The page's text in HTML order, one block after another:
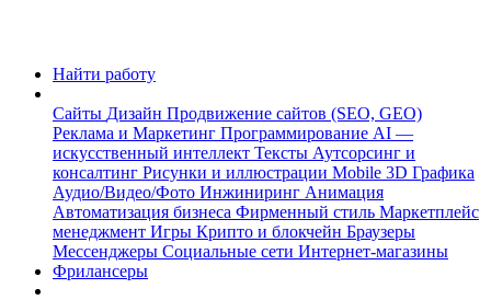
Найти работу
Сайты Дизайн Продвижение сайтов (SEO, GEO)
Реклама и Маркетинг Программирование AI —
искусственный интеллект Тексты Аутсорсинг и
консалтинг Рисунки и иллюстрации Mobile 3D Графика
Аудио/Видео/Фото Инжиниринг Анимация
Автоматизация бизнеса Фирменный стиль Маркетплейс
менеджмент Игры Крипто и блокчейн Браузеры
Мессенджеры Социальные сети Интернет-магазины
Фрилансеры